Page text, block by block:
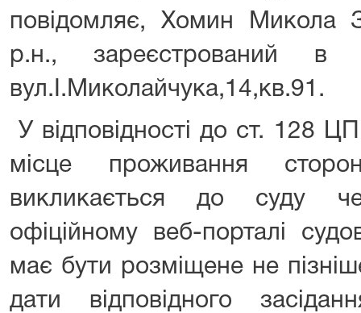
повідомляє, Хомин Микола
р.н., зареєстрований в
вул.І.Миколайчука,14,кв.91.
У відповідності до ст. 128
місце проживання
викликається до суду
офіційному веб-порталі
має бути розміщене не
дати відповідного